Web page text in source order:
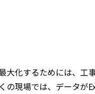
大化するためには、工
の現場では、データが